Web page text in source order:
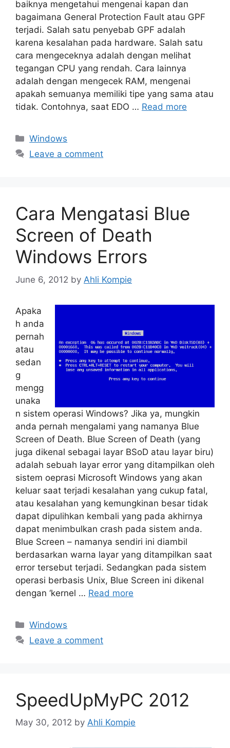
baiknya mengetahui mengenai kapan dan
bagaimana General Protection Fault atau GPF
terjadi. Salah satu penyebab GPF adalah
karena kesalahan pada hardware. Salah satu
cara mengeceknya adalah dengan melihat
tegangan CPU yang rendah. Cara lainnya
adalah dengan mengecek RAM, mengenai
apakah semuanya memiliki tipe yang sama atau
tidak. Contohnya, saat EDO … Read more
Categories
Windows
Leave a comment
Cara Mengatasi Blue
Screen of Death
Windows Errors
June 6, 2012 by Ahli Kompie
Apaka
h anda
pernah
atau
sedan
g
mengg
unaka
n sistem operasi Windows? Jika ya, mungkin
anda pernah mengalami yang namanya Blue
Screen of Death. Blue Screen of Death (yang
juga dikenal sebagai layar BSoD atau layar biru)
adalah sebuah layar error yang ditampilkan oleh
sistem oeprasi Microsoft Windows yang akan
keluar saat terjadi kesalahan yang cukup fatal,
atau kesalahan yang kemungkinan besar tidak
dapat dipulihkan kembali yang pada akhirnya
dapat menimbulkan crash pada sistem anda.
Blue Screen – namanya sendiri ini diambil
berdasarkan warna layar yang ditampilkan saat
error tersebut terjadi. Sedangkan pada sistem
operasi berbasis Unix, Blue Screen ini dikenal
dengan ‘kernel … Read more
Categories
Windows
Leave a comment
SpeedUpMyPC 2012
May 30, 2012 by Ahli Kompie